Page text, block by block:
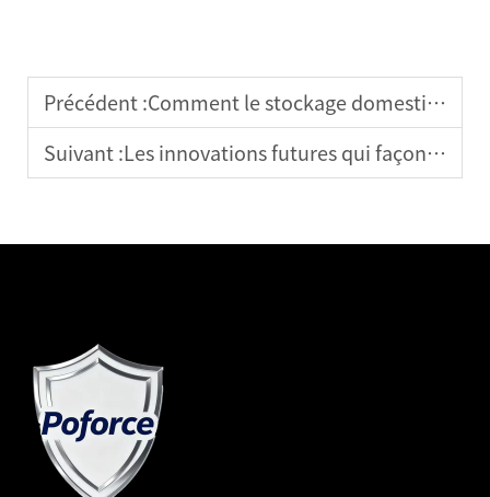
Précédent :Comment le stockage domestique d'énergie renforce l'indépendance énergétique résidentielle
Suivant :Les innovations futures qui façonnent le secteur du stockage domestique d'énergie